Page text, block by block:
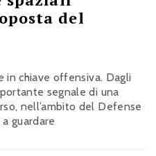
del
in chiave offensiva. Dagli
segnale di una
nell’ambito del Defense
guardare